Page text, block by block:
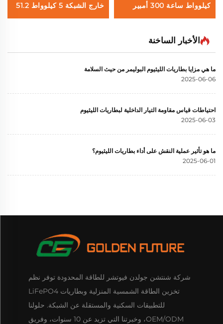
كيلوواط ساعة 300 أمبير
ساعة نظام بطارية تخزين
الذكي Lifepo4 المثبت على
خارج الشبكة 5 كيلوواط 51.2
فولت 20 كيلوواط ساعة
الأخبار الساخنة
ما هي مزايا بطاريات الليثيوم البوليمر من حيث السلامة
2025-06-06
احتياطات قياس مقاومة التيار الداخلية لبطاريات الليثيوم
2025-06-03
ما هو تأثير عملية النقش على أداء بطاريات الليثيوم؟
2025-06-01
شركة شنتشن جولدن فيوتشر للطاقة المحدودة توفر نظم
تخزين الطاقة الشمسية المنزلية وبطاريات LiFePO4
للتطبيقات السكنية والمستقلة عن الشبكة. حلولنا
OEM/ODM، وخبرتنا التي تزيد عن 10 سنوات، وفريق